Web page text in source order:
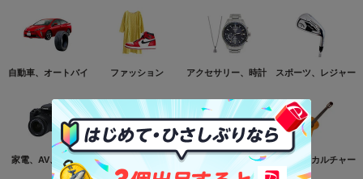
自動車、オートバイ ファッション アクセサリー、時計 スポーツ、レジャー
家電、AV、カメラ コンピュータ おもちゃ、ゲーム ホビー、カルチャー